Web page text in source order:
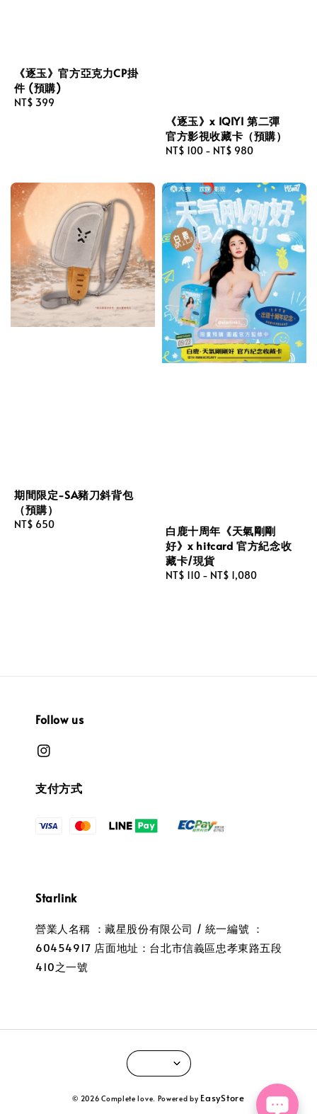
《逐玉》官方亞克力CP掛
件 (預購)
Regular
NT$ 399
《逐玉》x IQIYI 第二彈
官方影視收藏卡（預購）
Regular
NT$ 100 - NT$ 980
期間限定-SA豬刀斜背包
（預購）
Regular
NT$ 650
白鹿十周年《天氣剛剛
好》x hitcard 官方紀念收
藏卡/現貨
Regular
NT$ 110 - NT$ 1,080
Follow us
支付方式
Starlink
營業人名稱 ：藏星股份有限公司 / 統一編號 ：
60454917 店面地址：台北市信義區忠孝東路五段
410之一號
© 2026 Complete love. Powered by EasyStore